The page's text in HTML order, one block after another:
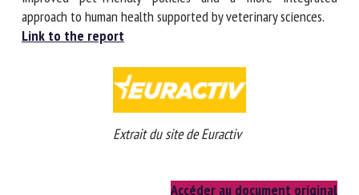
Special Report looks at the wider policy implications of
improved pet-friendly policies and a more integrated